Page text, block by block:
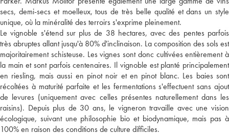
secs, demi-secs et moelleux, tous de très belle qualité et dans un style
unique, où la minéralité des terroirs s'exprime pleinement.
Le vignoble s'étend sur plus de 38 hectares, avec des pentes parfois
très abruptes allant jusqu'à 80% d'inclinaison. La composition des sols est
majoritairement schisteuse. Les vignes sont donc cultivées entièrement à
la main et sont parfois centenaires. Il vignoble est planté principalement
en riesling, mais aussi en pinot noir et en pinot blanc. Les baies sont
récoltées à maturité parfaite et les fermentations s'effectuent sans ajout
de levures (uniquement avec celles présentes naturellement dans les
raisins). Depuis plus de 30 ans, le vigneron travaille avec une vision
écologique, suivant une philosophie bio et biodynamique, mais pas à
100% en raison des conditions de culture difficiles.